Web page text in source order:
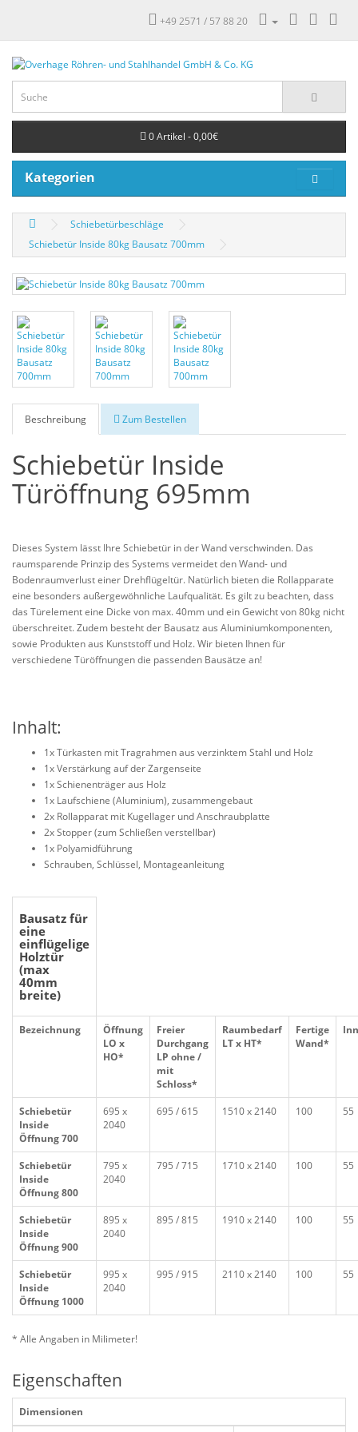
+49 2571 / 57 88 20
0 Artikel - 0,00€
Kategorien
Schiebetürbeschläge
Schiebetür Inside 80kg Bausatz 700mm
Beschreibung Zum Bestellen
Schiebetür Inside
Türöffnung 695mm
Dieses System lässt Ihre Schiebetür in der Wand verschwinden. Das
raumsparende Prinzip des Systems vermeidet den Wand- und
Bodenraumverlust einer Drehflügeltür. Natürlich bieten die Rollapparate
eine besonders außergewöhnliche Laufqualität. Es gilt zu beachten, dass
das Türelement eine Dicke von max. 40mm und ein Gewicht von 80kg nicht
überschreitet. Zudem besteht der Bausatz aus Aluminiumkomponenten,
sowie Produkten aus Kunststoff und Holz. Wir bieten Ihnen für
verschiedene Türöffnungen die passenden Bausätze an!
Inhalt:
1x Türkasten mit Tragrahmen aus verzinktem Stahl und Holz
1x Verstärkung auf der Zargenseite
1x Schienenträger aus Holz
1x Laufschiene (Aluminium), zusammengebaut
2x Rollapparat mit Kugellager und Anschraubplatte
2x Stopper (zum Schließen verstellbar)
1x Polyamidführung
Schrauben, Schlüssel, Montageanleitung
Bausatz für
eine
einflügelige
Holztür
(max
40mm
breite)
Bezeichnung
Öffnung
LO x
HO*
Freier
Durchgang
LP ohne /
mit
Schloss*
Raumbedarf
LT x HT*
Fertige
Wand*
Schiebetür
Inside
Öffnung 700
695 x
2040
695 / 615 1510 x 2140 100 55
Schiebetür
Inside
Öffnung 800
795 x
2040
795 / 715 1710 x 2140 100 55
Schiebetür
Inside
Öffnung 900
895 x
2040
895 / 815 1910 x 2140 100 55
Schiebetür
Inside
Öffnung 1000
995 x
2040
995 / 915 2110 x 2140 100 55
* Alle Angaben in Milimeter!
Eigenschaften
Dimensionen